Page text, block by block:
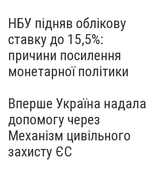
НБУ підняв облікову
ставку до 15,5%:
причини посилення
монетарної політики
Вперше Україна надала
допомогу через
Механізм цивільного
захисту ЄС